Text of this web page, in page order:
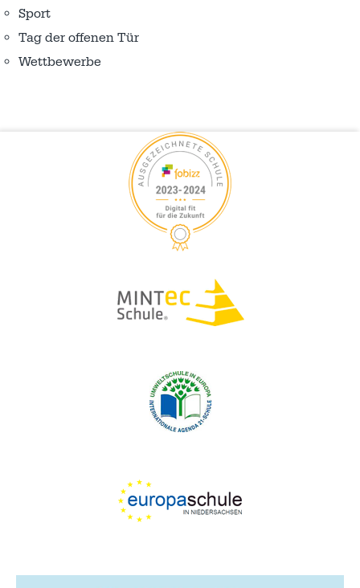
Sport
Tag der offenen Tür
Wettbewerbe